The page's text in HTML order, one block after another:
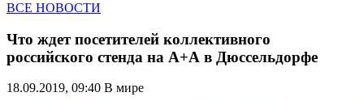
ВСЕ НОВОСТИ
Что ждет посетителей коллективного
российского стенда на А+А в Дюссельдорфе
18.09.2019, 09:40 В мире